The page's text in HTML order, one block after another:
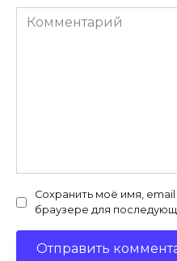
Комментарий
Сохранить моё имя,
браузере для